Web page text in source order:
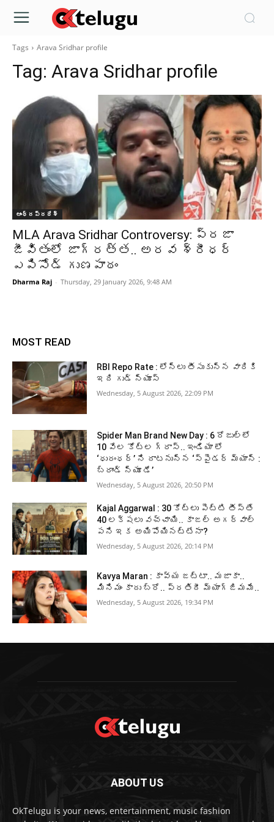
Tags Arava Sridhar profile
Tag: Arava Sridhar profile
ఆంధ్రప్రదేశ్‌
MLA Arava Sridhar Controversy: ప్రజా
జీవితంలో జాగ్రత్త.. అరవ శ్రీధర్
ఎపిసోడ్ గుణపాఠం
Dharma Raj - Thursday, 29 January 2026, 9:48 AM
MOST READ
RBI Repo Rate : లోన్లు తీసుకున్న వారికి
ఇది గుడ్ న్యూస్
Wednesday, 5 August 2026, 22:09 PM
Spider Man Brand New Day : 6 రోజుల్లో
10 వేల కోట్ల గ్రాస్.. ఇండియా లో
‘ధురంధర్’ ని దాటనున్న ‘స్పైడర్ మ్యాన్ :
బ్రాండ్ న్యూ డే’
Wednesday, 5 August 2026, 20:50 PM
Kajal Aggarwal : 30 కోట్లు పెట్టి తీస్తే
40 లక్షలు వచ్చాయి.. కాజల్ అగర్వాల్
పని ఇక అయిపోయినట్టేనా?
Wednesday, 5 August 2026, 20:14 PM
Kavya Maran : కావ్య జట్టా.. మజాకా..
మినిమం కాదు బ్రో.. ప్రతిదీ మ్యాగ్జిమమే..
Wednesday, 5 August 2026, 19:34 PM
ABOUT US
OkTelugu is your news, entertainment, music fashion